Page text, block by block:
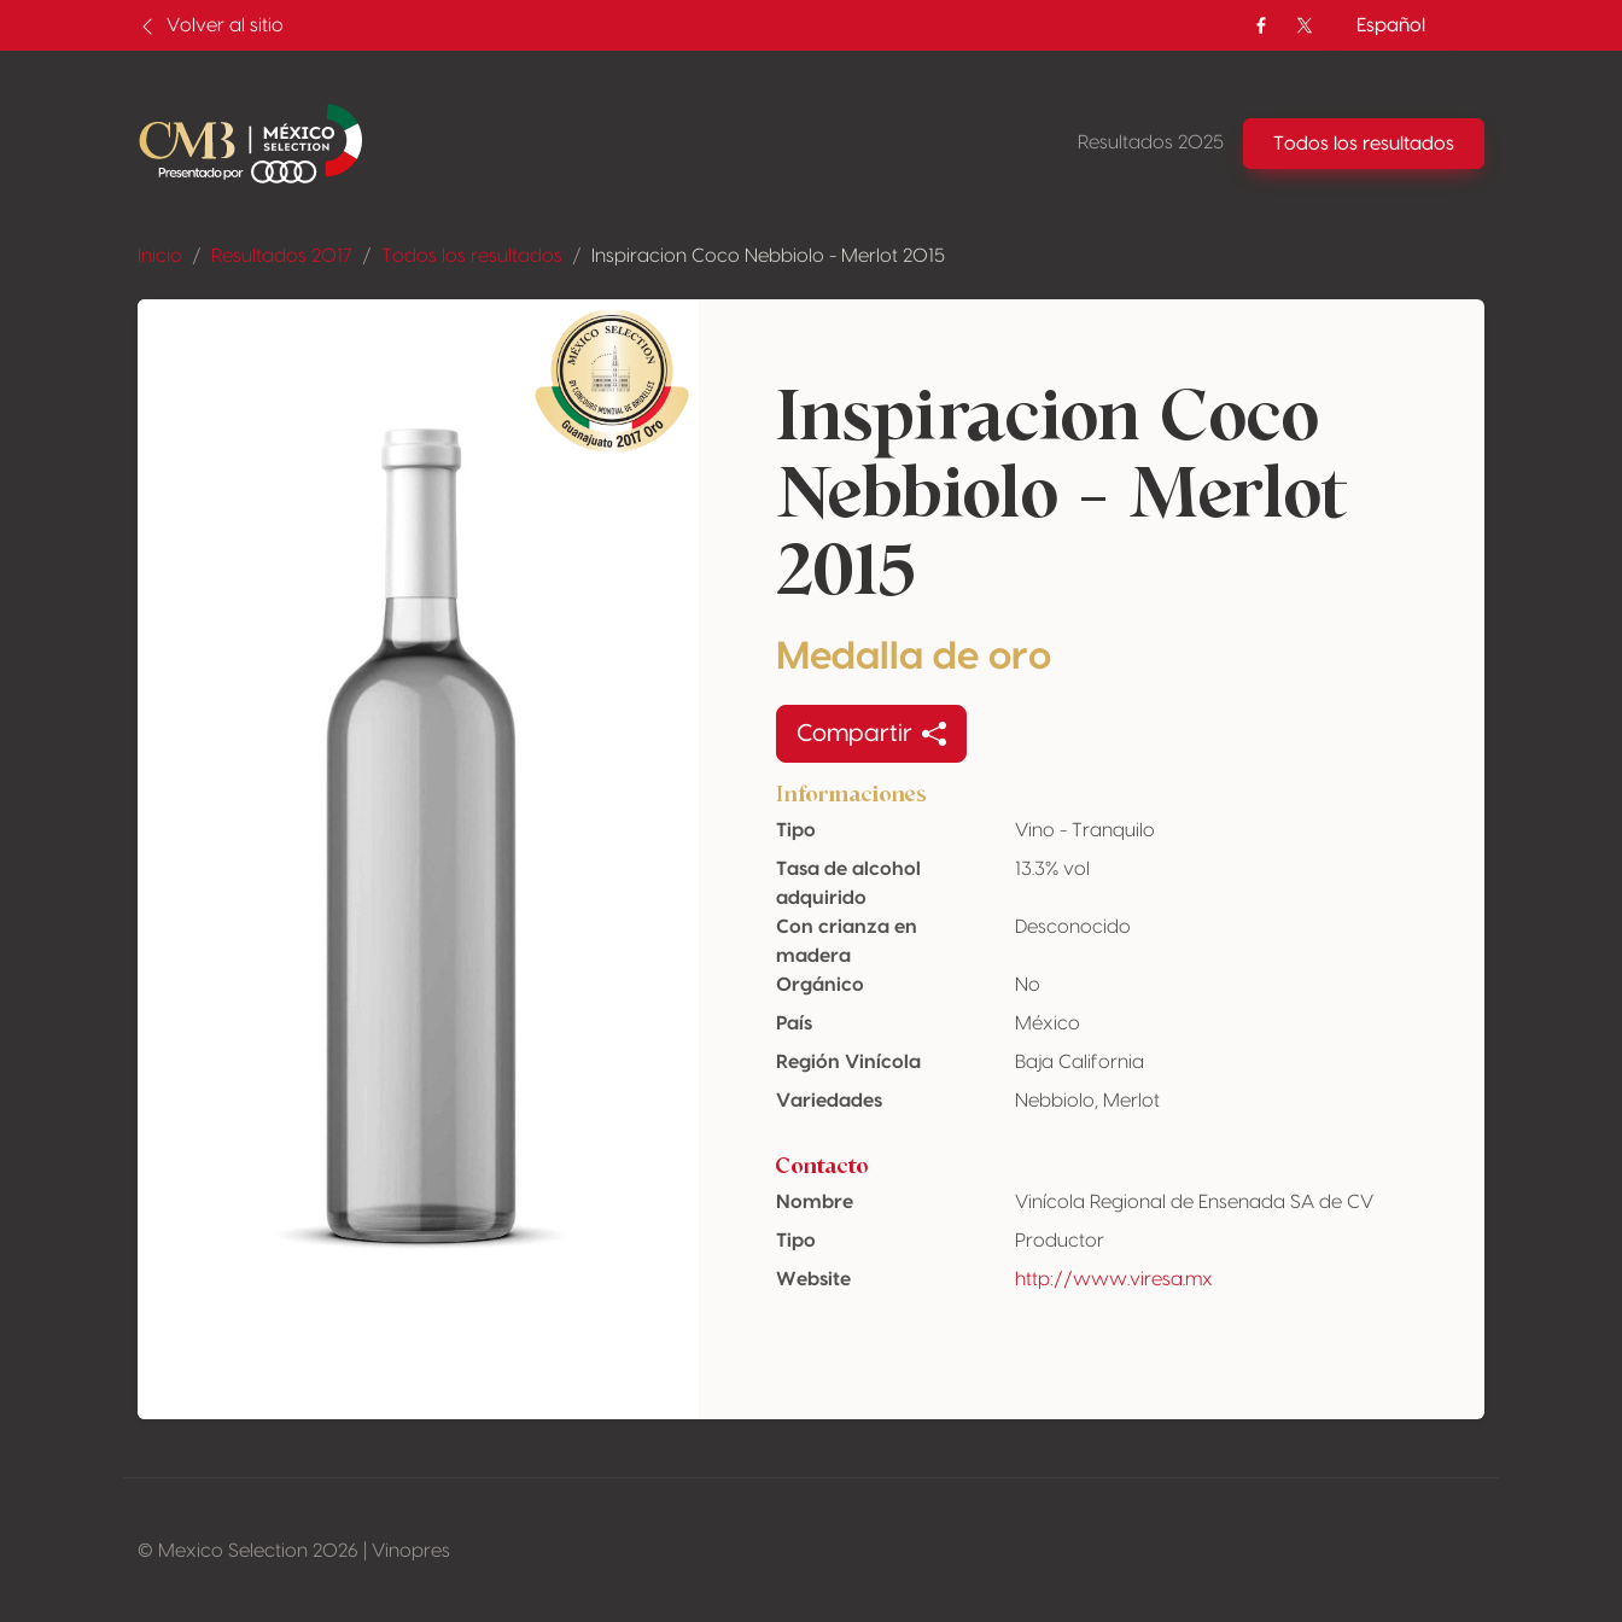
Volver al sitio
FacebookTwitter / X
Español
Resultados 2025 Todos los resultados
Inicio Resultados 2017 Todos los resultados Inspiracion Coco Nebbiolo - Merlot 2015
Inspiracion Coco
Nebbiolo - Merlot
2015
Medalla de oro
Compartir
Informaciones
Tipo
Vino - Tranquilo
Tasa de alcohol
adquirido
13.3% vol
Con crianza en
madera
Desconocido
Orgánico
No
País
México
Región Vinícola
Baja California
Variedades
Nebbiolo, Merlot
Contacto
Nombre
Vinícola Regional de Ensenada SA de CV
Tipo
Productor
Website
http://www.viresa.mx
© Mexico Selection 2026 | Vinopres